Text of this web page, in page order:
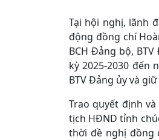
Tại hội nghị, lãnh
động đồng chí
BCH Đảng bộ,
kỳ 2025-2030 đến
BTV Đảng ủy và
Trao quyết định
tịch HĐND tỉnh
thời đề nghị đồng